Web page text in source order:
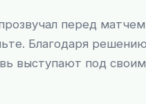
перед
Благодаря
выступают под